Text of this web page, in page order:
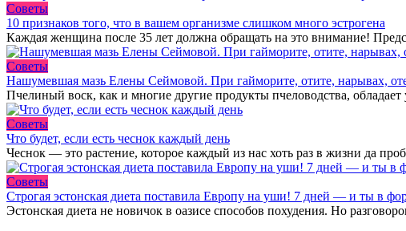
Советы
10 признаков того, что в вашем организме слишком много эстрогена
Каждая женщина после 35 лет должна обращать на это внимание!
Советы
Нашумевшая мазь Елены Сеймовой. При гайморите, отите, нарывах,
Пчелиный воск, как и многие другие продукты пчеловодства,
Советы
Что будет, если есть чеснок каждый день
Чеснок — это растение, которое каждый из нас хоть раз в жизни да
Советы
Строгая эстонская диета поставила Европу на уши! 7 дней — и ты в
Эстонская диета не новичок в оазисе способов похудения. Но